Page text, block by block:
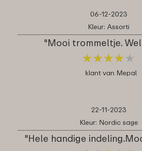
06-12-2023
Kleur: Assorti
"Mooi trommeltje.
★★★★ ★
★★★★ ★
klant van Mepal
22-11-2023
Kleur: Nordic sage
"Hele handige